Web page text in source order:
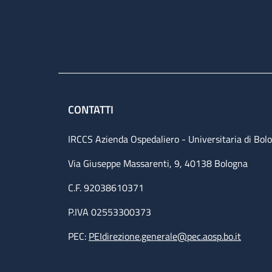
CONTATTI
IRCCS Azienda Ospedaliero - Universitaria di
Via Giuseppe Massarenti, 9, 40138 Bologna
C.F. 92038610371
P.IVA 02553300373
PEC: PEIdirezione.generale@pec.aosp.bo.it